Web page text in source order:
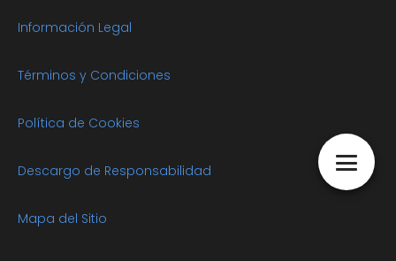
Información Legal
Términos y Condiciones
Política de Cookies
Descargo de Responsabilidad
Mapa del Sitio